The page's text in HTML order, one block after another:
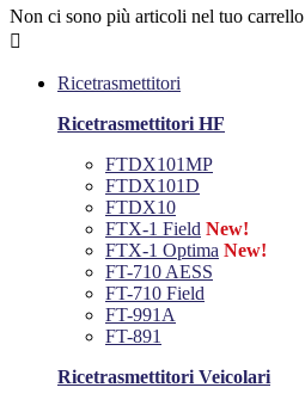
Non ci sono più articoli nel tuo carrello

Ricetrasmettitori
Ricetrasmettitori HF
FTDX101MP
FTDX101D
FTDX10
FTX-1 Field New!
FTX-1 Optima New!
FT-710 AESS
FT-710 Field
FT-991A
FT-891
Ricetrasmettitori Veicolari